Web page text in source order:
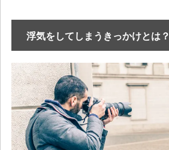
浮気をしてしまうきっかけとは？